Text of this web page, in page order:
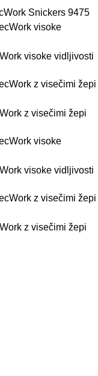
Snickers 9475
visoke vidljivosti
z visečimi žepi
visoke vidljivosti
z visečimi žepi